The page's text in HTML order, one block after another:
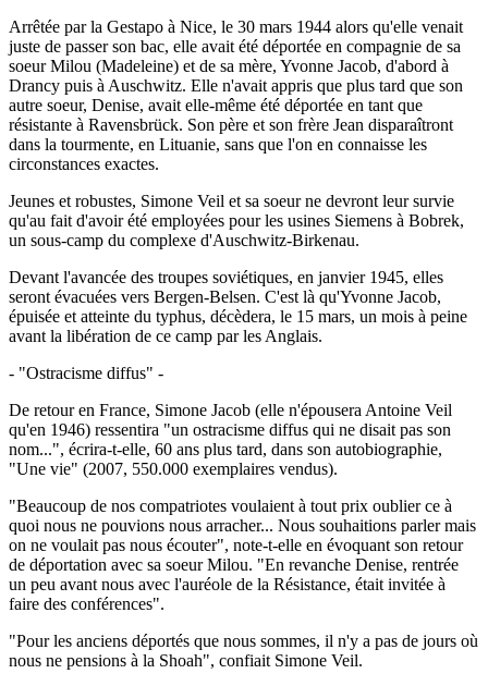
Arrêtée par la Gestapo à Nice, le 30 mars 1944 alors qu'elle venait
juste de passer son bac, elle avait été déportée en compagnie de sa
soeur Milou (Madeleine) et de sa mère, Yvonne Jacob, d'abord à
Drancy puis à Auschwitz. Elle n'avait appris que plus tard que son
autre soeur, Denise, avait elle-même été déportée en tant que
résistante à Ravensbrück. Son père et son frère Jean disparaîtront
dans la tourmente, en Lituanie, sans que l'on en connaisse les
circonstances exactes.
Jeunes et robustes, Simone Veil et sa soeur ne devront leur survie
qu'au fait d'avoir été employées pour les usines Siemens à Bobrek,
un sous-camp du complexe d'Auschwitz-Birkenau.
Devant l'avancée des troupes soviétiques, en janvier 1945, elles
seront évacuées vers Bergen-Belsen. C'est là qu'Yvonne Jacob,
épuisée et atteinte du typhus, décèdera, le 15 mars, un mois à peine
avant la libération de ce camp par les Anglais.
- "Ostracisme diffus" -
De retour en France, Simone Jacob (elle n'épousera Antoine Veil
qu'en 1946) ressentira "un ostracisme diffus qui ne disait pas son
nom...", écrira-t-elle, 60 ans plus tard, dans son autobiographie,
"Une vie" (2007, 550.000 exemplaires vendus).
"Beaucoup de nos compatriotes voulaient à tout prix oublier ce à
quoi nous ne pouvions nous arracher... Nous souhaitions parler mais
on ne voulait pas nous écouter", note-t-elle en évoquant son retour
de déportation avec sa soeur Milou. "En revanche Denise, rentrée
un peu avant nous avec l'auréole de la Résistance, était invitée à
faire des conférences".
"Pour les anciens déportés que nous sommes, il n'y a pas de jours où
nous ne pensions à la Shoah", confiait Simone Veil.